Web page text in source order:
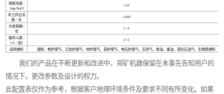
排放浓度 /
（mg/Nm³）
≤10
年工作日天
数 / 天
≥340
大修周期 /
年
1~3
操作人数 /
（人 / 班）
2~3
适用燃料 煤粉、焦炉煤气、兰炭炉煤气、转炉煤气、高炉煤气、电石炉煤气、天然气、柴油、重油、液化石油气、生物质燃料
我们的产品在不断更新和改进中，郑矿机器保留在未事先告知用户的
情况下，更改参数及设计的权力。
此配置表仅作为参考，根据客户地理环境条件及要求不同有所变化。如果